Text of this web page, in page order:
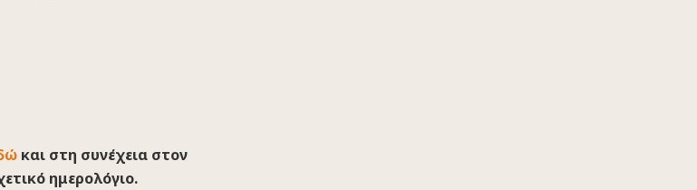
και στη συνέχεια στον
ημερολόγιο.